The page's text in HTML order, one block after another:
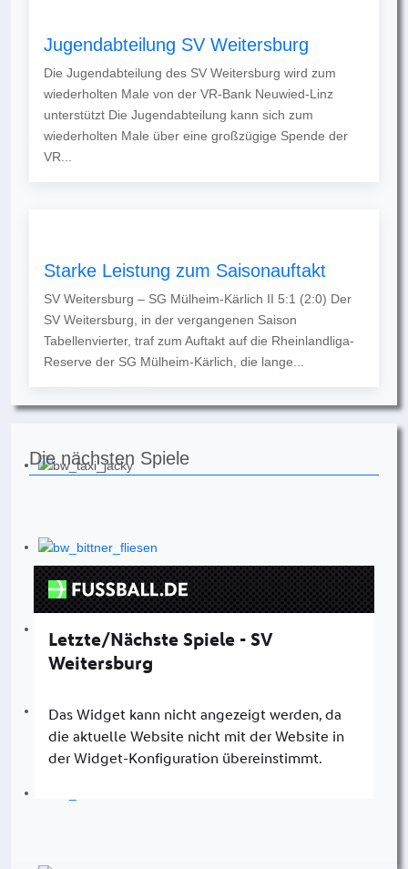
Jugendabteilung SV Weitersburg
Die Jugendabteilung des SV Weitersburg wird zum
wiederholten Male von der VR-Bank Neuwied-Linz
unterstützt Die Jugendabteilung kann sich zum
wiederholten Male über eine großzügige Spende der
VR...
Starke Leistung zum Saisonauftakt
SV Weitersburg – SG Mülheim-Kärlich II 5:1 (2:0) Der
SV Weitersburg, in der vergangenen Saison
Tabellenvierter, traf zum Auftakt auf die Rheinlandliga-
Reserve der SG Mülheim-Kärlich, die lange...
Die nächsten Spiele